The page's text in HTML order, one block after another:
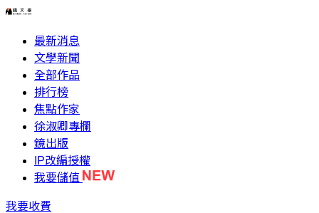
最新消息
文學新聞
全部作品
排行榜
焦點作家
徐淑卿專欄
鏡出版
IP改編授權
我要儲值
我要收費